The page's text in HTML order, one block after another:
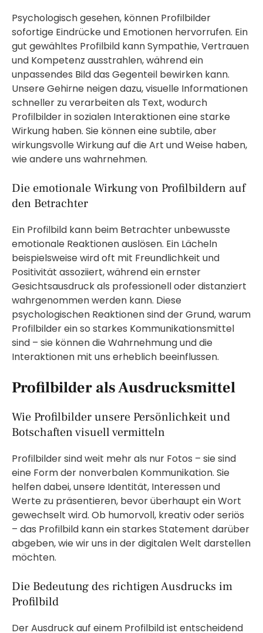
Psychologisch gesehen, können Profilbilder
sofortige Eindrücke und Emotionen hervorrufen. Ein
gut gewähltes Profilbild kann Sympathie, Vertrauen
und Kompetenz ausstrahlen, während ein
unpassendes Bild das Gegenteil bewirken kann.
Unsere Gehirne neigen dazu, visuelle Informationen
schneller zu verarbeiten als Text, wodurch
Profilbilder in sozialen Interaktionen eine starke
Wirkung haben. Sie können eine subtile, aber
wirkungsvolle Wirkung auf die Art und Weise haben,
wie andere uns wahrnehmen.
Die emotionale Wirkung von Profilbildern auf
den Betrachter
Ein Profilbild kann beim Betrachter unbewusste
emotionale Reaktionen auslösen. Ein Lächeln
beispielsweise wird oft mit Freundlichkeit und
Positivität assoziiert, während ein ernster
Gesichtsausdruck als professionell oder distanziert
wahrgenommen werden kann. Diese
psychologischen Reaktionen sind der Grund, warum
Profilbilder ein so starkes Kommunikationsmittel
sind – sie können die Wahrnehmung und die
Interaktionen mit uns erheblich beeinflussen.
Profilbilder als Ausdrucksmittel
Wie Profilbilder unsere Persönlichkeit und
Botschaften visuell vermitteln
Profilbilder sind weit mehr als nur Fotos – sie sind
eine Form der nonverbalen Kommunikation. Sie
helfen dabei, unsere Identität, Interessen und
Werte zu präsentieren, bevor überhaupt ein Wort
gewechselt wird. Ob humorvoll, kreativ oder seriös
– das Profilbild kann ein starkes Statement darüber
abgeben, wie wir uns in der digitalen Welt darstellen
möchten.
Die Bedeutung des richtigen Ausdrucks im
Profilbild
Der Ausdruck auf einem Profilbild ist entscheidend